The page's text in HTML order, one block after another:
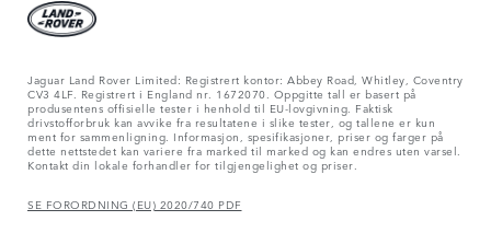
Jaguar Land Rover Limited: Registrert kontor: Abbey Road, Whitley, Coventry
CV3 4LF. Registrert i England nr. 1672070. Oppgitte tall er basert på
produsentens offisielle tester i henhold til EU-lovgivning. Faktisk
drivstofforbruk kan avvike fra resultatene i slike tester, og tallene er kun
ment for sammenligning. Informasjon, spesifikasjoner, priser og farger på
dette nettstedet kan variere fra marked til marked og kan endres uten varsel.
Kontakt din lokale forhandler for tilgjengelighet og priser.
SE FORORDNING (EU) 2020/740 PDF